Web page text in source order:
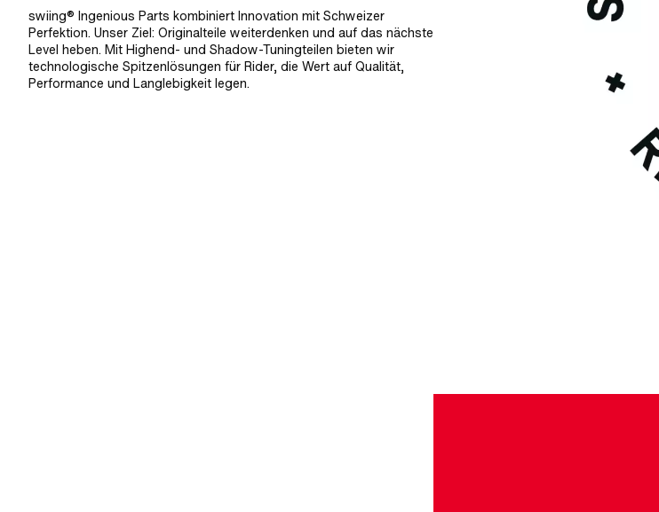
swiing® Ingenious Parts kombiniert Innovation mit Schweizer
Perfektion. Unser Ziel: Originalteile weiterdenken und auf das nächste
Level heben. Mit Highend- und Shadow-Tuningteilen bieten wir
technologische Spitzenlösungen für Rider, die Wert auf Qualität,
Performance und Langlebigkeit legen.